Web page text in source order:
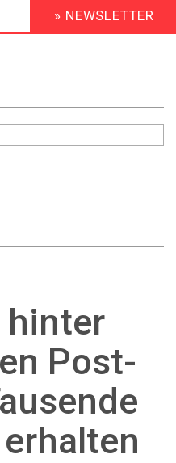
HEADER
MENU
» NEWSLETTER
hinter
Post-